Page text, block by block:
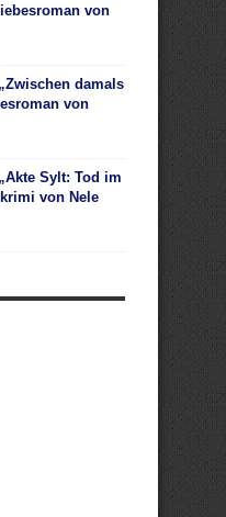
von
damals
von
Sylt: Tod im
von Nele